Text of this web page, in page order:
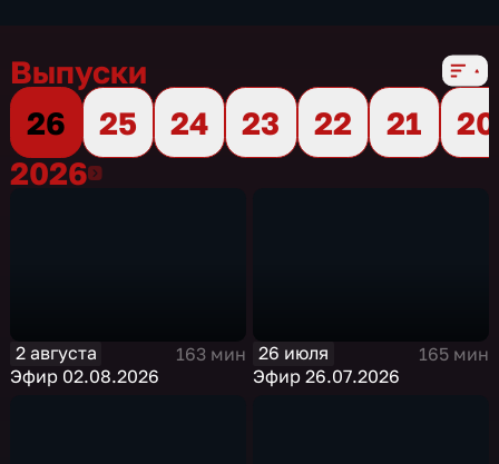
Выпуски
26
25 24 23 22 21
20
20262026
2 августа
163 мин
Эфир 02.08.2026
26 июля
165 мин
Эфир 26.07.2026